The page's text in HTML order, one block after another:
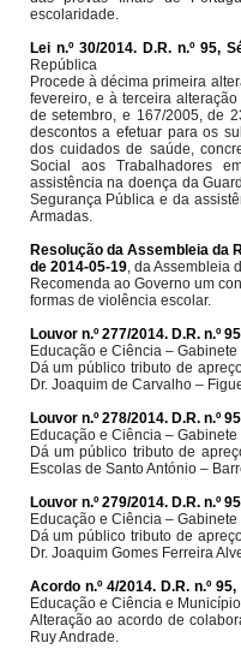
escolaridade.
Lei n.º 30/2014. D.R. n.º 95,
República
Procede à décima primeira
fevereiro, e à terceira
de setembro, e 167/2005, de
descontos a efetuar para os
dos cuidados de saúde,
Social aos Trabalhadores
assistência na doença da
Segurança Pública e da
Armadas.
Resolução da Assembleia da
de 2014-05-19, da Assembleia
Recomenda ao Governo um
formas de violência escolar.
Louvor n.º 277/2014. D.R. n.º
Educação e Ciência – Gabinete
Dá um público tributo de
Dr. Joaquim de Carvalho –
Louvor n.º 278/2014. D.R. n.º
Educação e Ciência – Gabinete
Dá um público tributo de
Escolas de Santo António –
Louvor n.º 279/2014. D.R. n.º
Educação e Ciência – Gabinete
Dá um público tributo de
Dr. Joaquim Gomes Ferreira
Acordo n.º 4/2014. D.R. n.º
Educação e Ciência e
Alteração ao acordo de
Ruy Andrade.